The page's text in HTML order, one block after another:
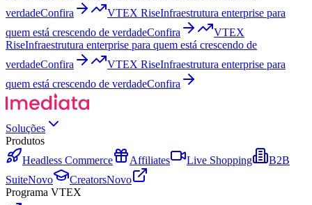
verdadeConfira VTEX RiseInfraestrutura enterprise para
quem está crescendo de verdadeConfira
VTEX
RiseInfraestrutura enterprise para quem está crescendo de
verdadeConfira VTEX RiseInfraestrutura enterprise para
quem está crescendo de verdadeConfira
Soluções
Produtos
Headless Commerce
Affiliates Live Shopping
B2B
SuiteNovo CreatorsNovo
Programa VTEX